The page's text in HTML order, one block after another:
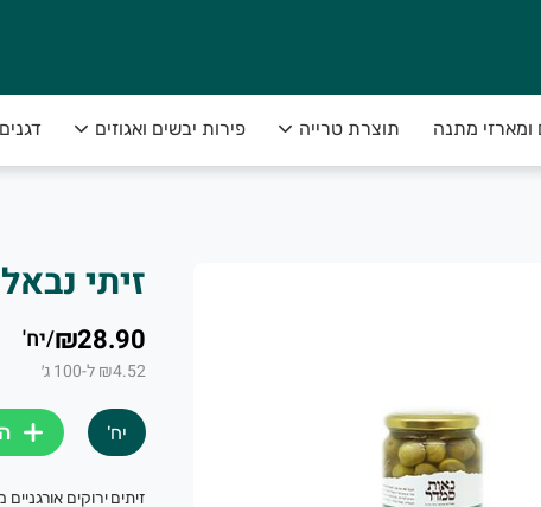
שמטופלת הכי טוב שיש בשדה, עד הבית🏡.
ועלות, ומבטיח ירקות ופירות טריים עד הבית ו-5% הנחה קבועים בכל משלוח. ללא
ומארזי מתנה תוצרת טרייה פירות יבשים ואגוזים
זיתי
₪28.90
/יח'
₪4.52 ל-100 ג׳
יח'